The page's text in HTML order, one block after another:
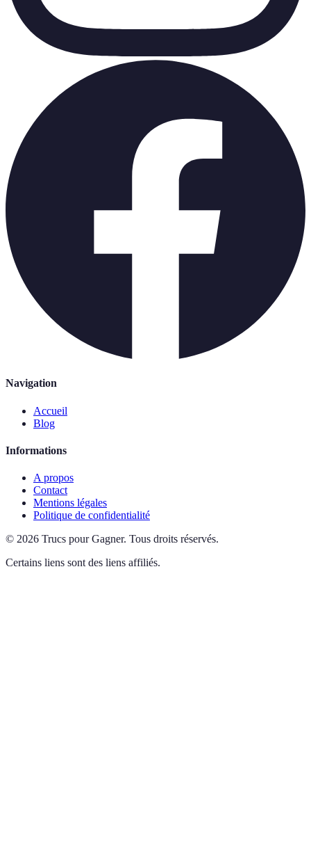
Navigation
Accueil
Blog
Informations
A propos
Contact
Mentions légales
Politique de confidentialité
© 2026 Trucs pour Gagner. Tous droits réservés.
Certains liens sont des liens affiliés.